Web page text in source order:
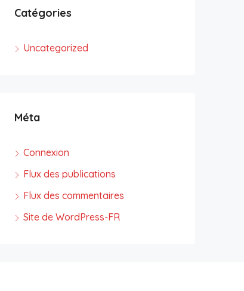
Catégories
Uncategorized
Méta
Connexion
Flux des publications
Flux des commentaires
Site de WordPress-FR